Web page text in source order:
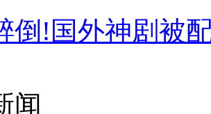
倒!国外神剧被
闻